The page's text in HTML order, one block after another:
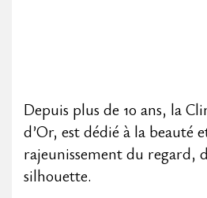
Depuis plus de 10 ans, la
d’Or, est dédié à la beauté
rajeunissement du regard,
silhouette.